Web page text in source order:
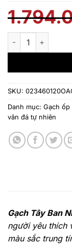
Gạch Vân đa tự
SKU:
Danh mục: Gạch ốp
vân đá tự nhiên
Gạch Tây Ban
người yêu thích
màu sắc trung